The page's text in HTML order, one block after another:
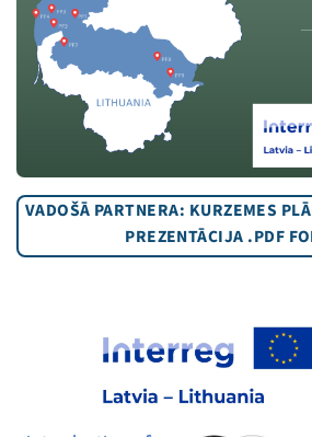
VADOŠĀ PARTNERA: KURZEMES
PREZENTĀCIJA .PDF